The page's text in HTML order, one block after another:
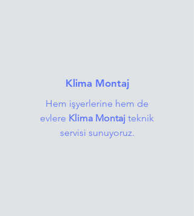
Klima Montaj
Hem işyerlerine hem de
evlere Klima Montaj teknik
servisi sunuyoruz.